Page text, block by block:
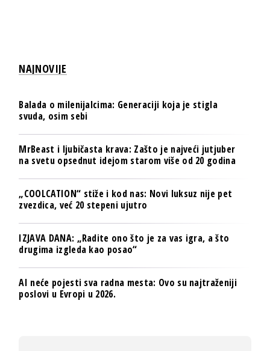
NAJNOVIJE
Balada o milenijalcima: Generaciji koja je stigla
svuda, osim sebi
MrBeast i ljubičasta krava: Zašto je najveći jutjuber
na svetu opsednut idejom starom više od 20 godina
„COOLCATION“ stiže i kod nas: Novi luksuz nije pet
zvezdica, već 20 stepeni ujutro
IZJAVA DANA: „Radite ono što je za vas igra, a što
drugima izgleda kao posao“
AI neće pojesti sva radna mesta: Ovo su najtraženiji
poslovi u Evropi u 2026.